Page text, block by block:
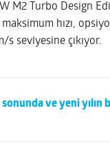
M2 Turbo Design
hızı,
s seviyesine çıkıyor.
sonunda ve yeni yılın